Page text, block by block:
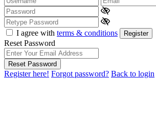
I agree with terms & conditions Register
Reset Password
Reset Password
Register here! Forgot password? Back to login